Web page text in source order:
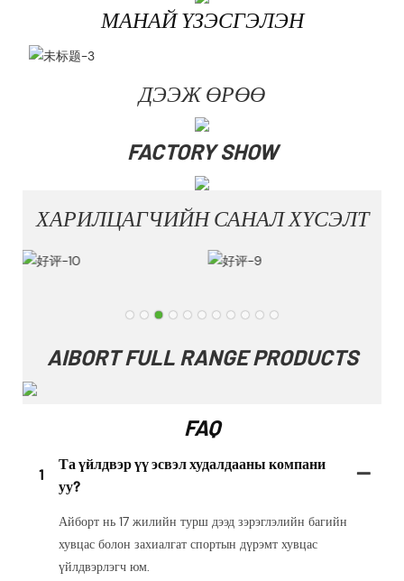
МАНАЙ ҮЗЭСГЭЛЭН
ДЭЭЖ ӨРӨӨ
FACTORY SHOW
ХАРИЛЦАГЧИЙН САНАЛ ХҮСЭЛТ
AIBORT FULL RANGE PRODUCTS
FAQ
1
Та үйлдвэр үү эсвэл худалдааны компани
уу?
Айборт нь 17 жилийн турш дээд зэрэглэлийн багийн
хувцас болон захиалгат спортын дүрэмт хувцас
үйлдвэрлэгч юм.